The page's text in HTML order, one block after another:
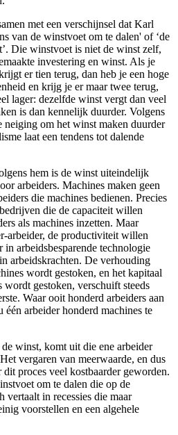
met een verschijnsel dat Karl
van de winstvoet om te dalen' of ‘de
Die winstvoet is niet de winst zelf,
investering en winst. Als je
er tien terug, dan heb je een hoge
en krijg je er maar twee terug,
lager: dezelfde winst vergt dan veel
is dan kennelijk duurder. Volgens
neiging om het winst maken duurder
laat een tendens tot dalende
hem is de winst uiteindelijk
arbeiders. Machines maken geen
die machines bedienen. Precies
die de capaciteit willen
als machines inzetten. Maar
arbeider, de productiviteit willen
arbeidsbesparende technologie
arbeidskrachten. De verhouding
wordt gestoken, en het kapitaal
wordt gestoken, verschuift steeds
Waar ooit honderd arbeiders aan
één arbeider honderd machines te
winst, komt uit die ene arbeider
vergaren van meerwaarde, en dus
proces veel kostbaarder geworden.
om te dalen die op de
vertaalt in recessies die maar
voorstellen en een algehele